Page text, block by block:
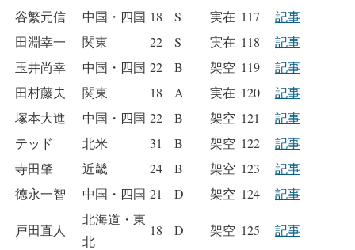
谷繁元信
中国・四国 18 S 実在 117
記事
田淵幸一
関東 22 S 実在 118
記事
玉井尚幸
中国・四国 22 B 架空 119
記事
田村藤夫
関東 18 A 実在 120
記事
塚本大進
中国・四国 22 B 架空 121
記事
テッド
北米 31 B 架空 122
記事
寺田肇
近畿 24 B 架空 123
記事
徳永一智
中国・四国 21 D 架空 124 記事
戸田直人
北海道・東
北
18 D 架空 125 記事